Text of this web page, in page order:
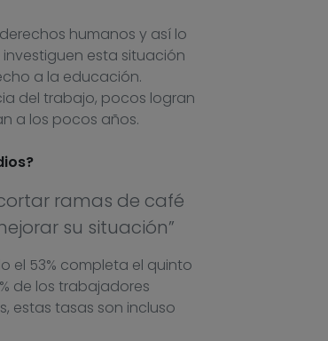
humanos y así lo
esta situación
a la educación.
del trabajo, pocos logran
a los pocos años.
ramas de café
su situación”
el 53% completa el quinto
de los trabajadores
estas tasas son incluso